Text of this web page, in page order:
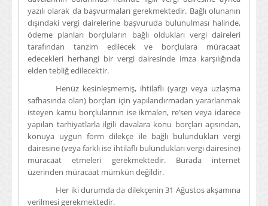
yazılı olarak da başvurmaları gerekmektedir. Bağlı olunanın
dışındaki vergi dairelerine başvuruda bulunulması halinde,
ödeme planları borçluların bağlı oldukları vergi daireleri
tarafından tanzim edilecek ve borçlulara müracaat
edecekleri herhangi bir vergi dairesinde imza karşılığında
elden tebliğ edilecektir.
Henüz kesinleşmemiş, ihtilaflı (yargı veya uzlaşma
safhasında olan) borçları için yapılandırmadan yararlanmak
isteyen kamu borçlularının ise ikmalen, re’sen veya idarece
yapılan tarhiyatlarla ilgili davalara konu borçları açısından,
konuya uygun form dilekçe ile bağlı bulundukları vergi
dairesine (veya farklı ise ihtilaflı bulundukları vergi dairesine)
müracaat etmeleri gerekmektedir. Burada internet
üzerinden müracaat mümkün değildir.
Her iki durumda da dilekçenin 31 Ağustos akşamına
verilmesi gerekmektedir.